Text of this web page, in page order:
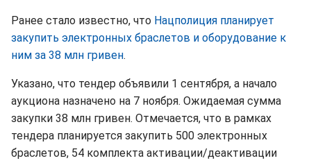
Ранее стало известно, что Нацполиция планирует
закупить электронных браслетов и оборудование к
ним за 38 млн гривен.
Указано, что тендер объявили 1 сентября, а начало
аукциона назначено на 7 ноября. Ожидаемая сумма
закупки 38 млн гривен. Отмечается, что в рамках
тендера планируется закупить 500 электронных
браслетов, 54 комплекта активации/деактивации